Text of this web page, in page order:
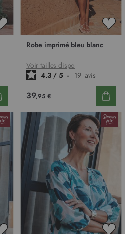
AJOUTER
D’ENVIE
Robe imprimé bleu blanc
Voir tailles dispo
4.3 / 5 - 19 avis
39,95 €